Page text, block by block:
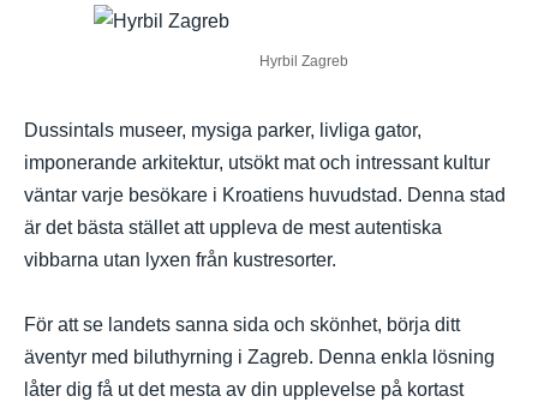
Hyrbil Zagreb
Dussintals museer, mysiga parker, livliga gator,
imponerande arkitektur, utsökt mat och intressant kultur
väntar varje besökare i Kroatiens huvudstad. Denna stad
är det bästa stället att uppleva de mest autentiska
vibbarna utan lyxen från kustresorter.
För att se landets sanna sida och skönhet, börja ditt
äventyr med biluthyrning i Zagreb. Denna enkla lösning
låter dig få ut det mesta av din upplevelse på kortast